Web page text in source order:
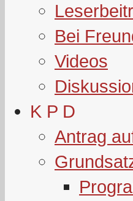
Bei
Videos
K P D
Antrag